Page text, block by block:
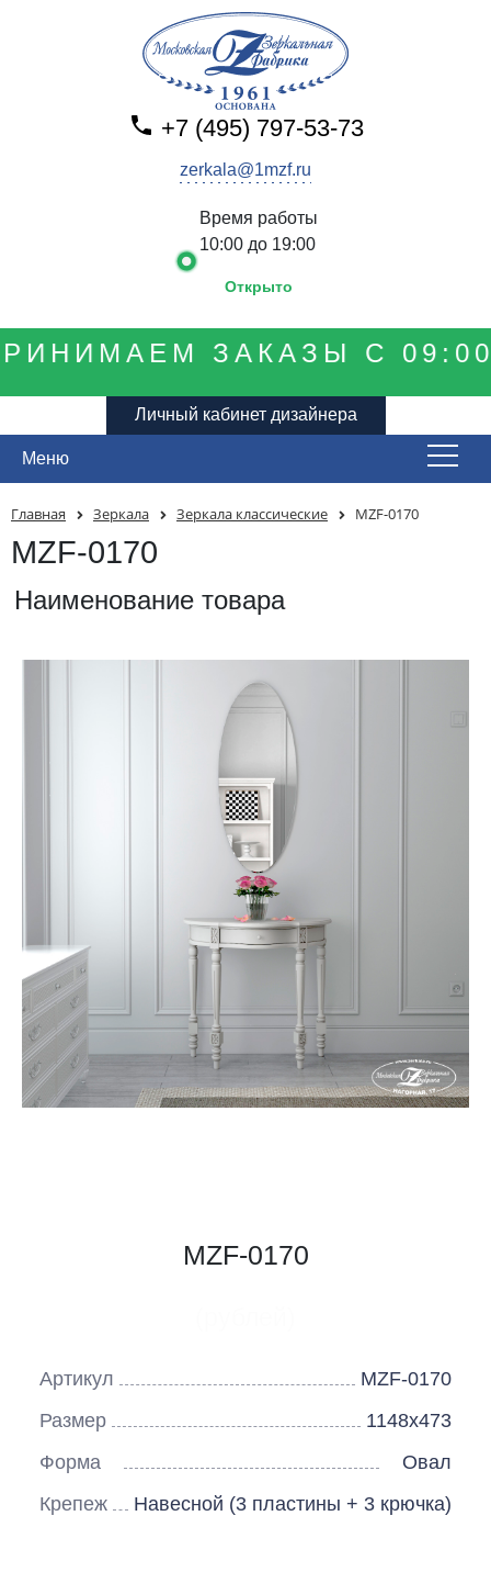
ЗАКАЗЫ С
Личный кабинет дизайнера
Время работы
10:00 до 19:00
Открыто
+7 (495) 797-53-73
zerkala@1mzf.ru
Меню
Главная Зеркала Зеркала классические MZF-0170
MZF-0170
Наименование товара
MZF-0170
Артикул
MZF-0170
Размер
1148х473
Форма
Овал
Крепеж
Навесной (3 пластины + 3 крючка)